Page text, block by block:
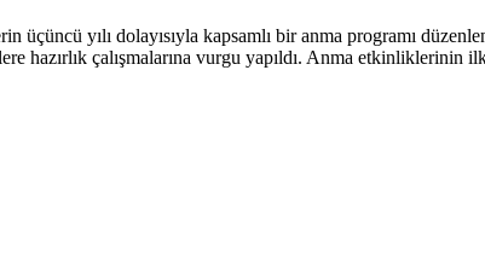
yılı dolayısıyla kapsamlı bir anma programı
hazırlık çalışmalarına vurgu yapıldı. Anma